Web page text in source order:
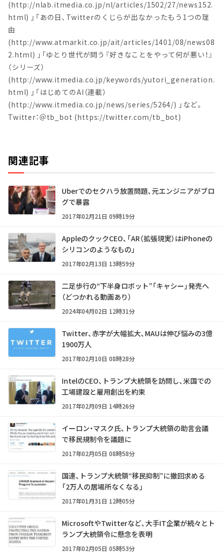
(http://nlab.itmedia.co.jp/nl/articles/1502/27/news152.
html) 」「あの日、Twitterのくじらが出なかったもう1つの理
由
(http://www.atmarkit.co.jp/ait/articles/1401/08/news08
2.html) 」「ゆとり世代が問う『好きなことをやって何が悪い！』
（シリーズ）
(http://www.itmedia.co.jp/keywords/yutori_generation.
html) 」「はじめてのAI（連載）
(http://www.itmedia.co.jp/news/series/5264/) 」など。
Twitter：＠tb_bot (https://twitter.com/tb_bot)
関連記事
Uberでのセクハラ放置問題、元エンジニアがブロ
グで暴露
2017年02月21日 09時19分
AppleのクックCEO、「AR（拡張現実）はiPhoneの
シリコンのようなもの」
2017年02月13日 13時59分
二足歩行の“下半身ロボット”「キャシー」発売へ
（どつかれる動画あり）
2024年04月02日 12時31分
Twitter、赤字が大幅拡大、MAUは伸び悩みの3億
1900万人
2017年02月10日 08時28分
IntelのCEO、トランプ大統領を訪問し、米国での
工場建設と雇用創出を約束
2017年02月09日 14時26分
イーロン・マスク氏、トランプ大統領の助言会議
で移民規制令を議題に
2017年02月05日 08時58分
国連、トランプ大統領“移民抑制”に撤回求める
「2万人の居場所なくなる」
2017年01月31日 12時05分
MicrosoftやTwitterなど、大手IT企業が続々とト
ランプ大統領令に懸念を表明
2017年02月05日 05時53分